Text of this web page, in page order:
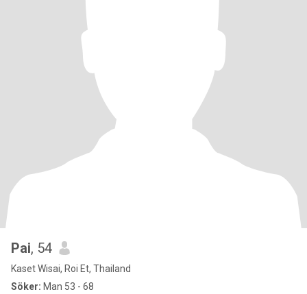
Pai, 54
Kaset Wisai, Roi Et, Thailand
Söker: Man 53 - 68